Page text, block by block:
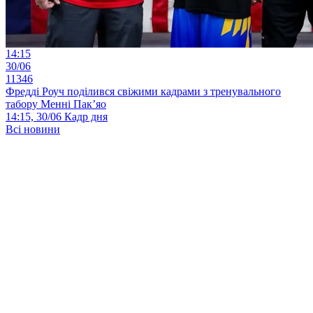
14:15
30/06
11346
Фредді Роуч поділився свіжими кадрами з тренувального
табору Менні Пак’яо
14:15, 30/06 Кадр дня
Всі новини